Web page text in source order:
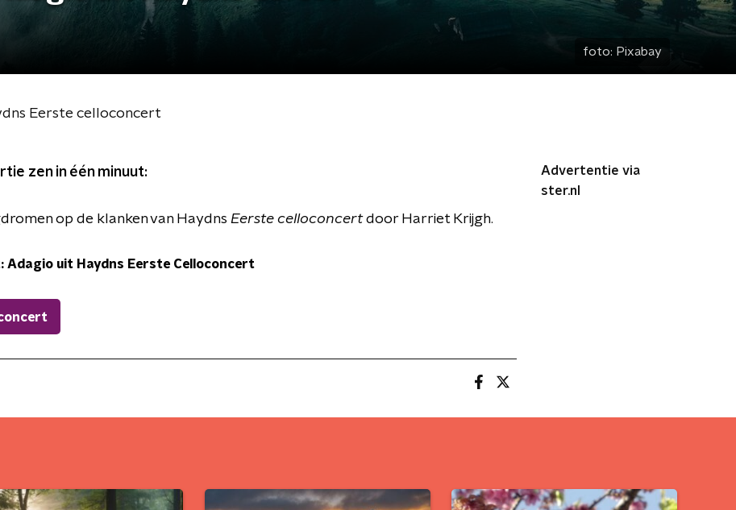
foto: Pixabay
Eerste celloconcert
zen in één minuut:
op de klanken van Haydns Eerste celloconcertdoor Harriet Krijgh.
Adagio uit Haydns Eerste Celloconcert
Advertentie via
ster.nl